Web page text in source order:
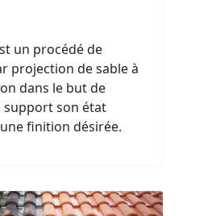
un procédé de
projection de sable à
dans le but de
support son état
finition désirée.